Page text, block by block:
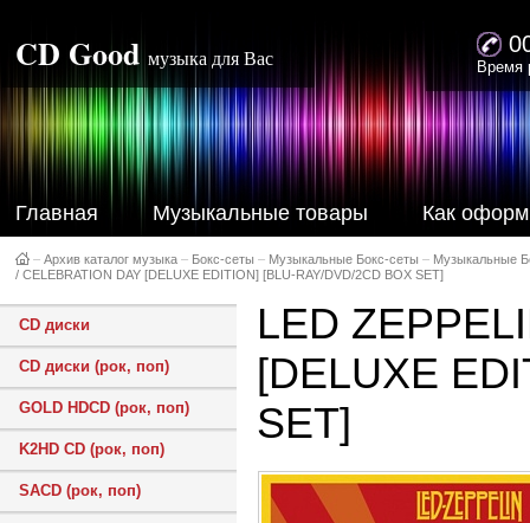
CD Good музыка для Вас Время
Главная Музыкальные товары Как
– Архив каталог музыка – Бокс-сеты – Музыкальные Бокс-сеты – Музыкальные
/ CELEBRATION DAY [DELUXE EDITION] [BLU-RAY/DVD/2CD BOX SET]
CD диски
CD диски (рок, поп)
GOLD HDCD (рок, поп)
K2HD CD (рок, поп)
SACD (рок, поп)
LED
[DELUXE
SET]